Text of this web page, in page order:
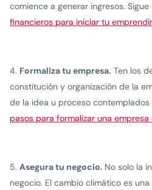
comience a generar ingresos. Sigue
financieros para iniciar tu
Formaliza tu empresa. Ten los
constitución y organización de la
de la idea u proceso
pasos para formalizar una empresa
Asegura tu negocio. No solo la
negocio. El cambio climático es